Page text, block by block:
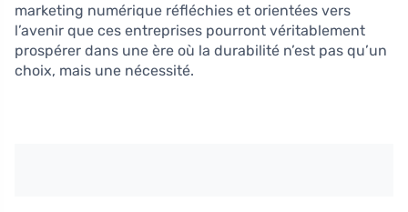
marketing numérique réfléchies et orientées vers
l’avenir que ces entreprises pourront véritablement
prospérer dans une ère où la durabilité n’est pas qu’un
choix, mais une nécessité.